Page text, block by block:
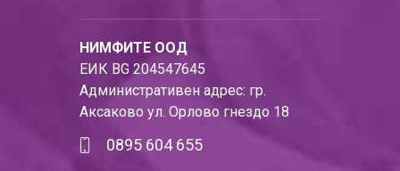
НИМФИТЕ ООД
ЕИК BG 204547645
Административен адрес: гр.
Аксаково ул. Орлово гнездо 18
0895 604 655